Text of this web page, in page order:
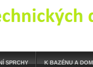
SPRCHY K BAZÉNU A